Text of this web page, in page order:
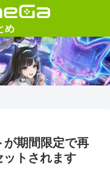
が期間限定で再
トされます